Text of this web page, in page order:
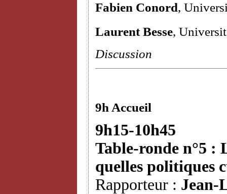
Fabien Conord,
Laurent Besse,
Discussion
9h Accueil
9h15-10h45
Table-ronde n°5 :
quelles politiques
Rapporteur : Jean-